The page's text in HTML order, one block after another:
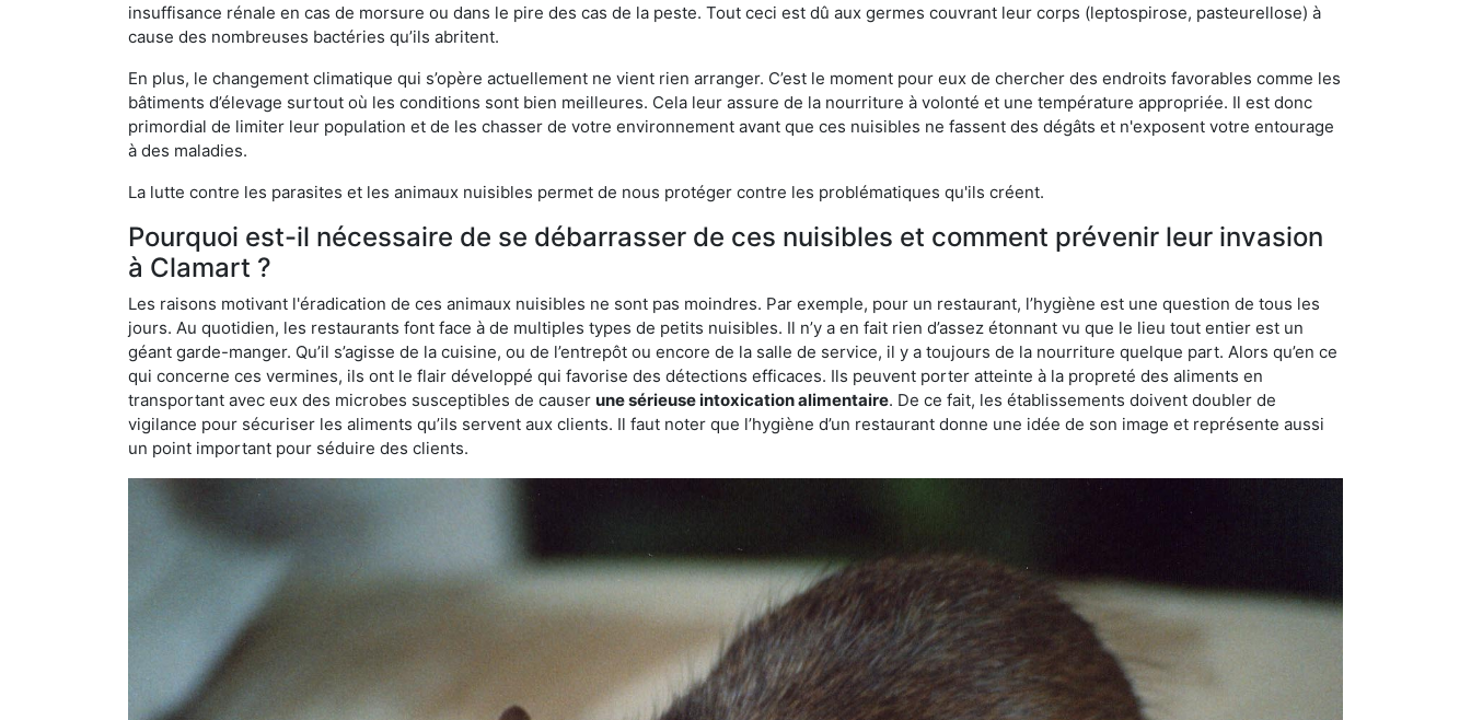
insuffisance rénale en cas de morsure ou dans le pire des cas de la peste. Tout ceci est dû aux germes couvrant leur corps (leptospirose, pasteurellose) à
cause des nombreuses bactéries qu’ils abritent.
En plus, le changement climatique qui s’opère actuellement ne vient rien arranger. C’est le moment pour eux de chercher des endroits favorables comme les
bâtiments d’élevage surtout où les conditions sont bien meilleures. Cela leur assure de la nourriture à volonté et une température appropriée. Il est donc
primordial de limiter leur population et de les chasser de votre environnement avant que ces nuisibles ne fassent des dégâts et n'exposent votre entourage
à des maladies.
La lutte contre les parasites et les animaux nuisibles permet de nous protéger contre les problématiques qu'ils créent.
Pourquoi est-il nécessaire de se débarrasser de ces nuisibles et comment prévenir leur invasion
à Clamart ?
Les raisons motivant l'éradication de ces animaux nuisibles ne sont pas moindres. Par exemple, pour un restaurant, l’hygiène est une question de tous les
jours. Au quotidien, les restaurants font face à de multiples types de petits nuisibles. Il n’y a en fait rien d’assez étonnant vu que le lieu tout entier est un
géant garde-manger. Qu’il s’agisse de la cuisine, ou de l’entrepôt ou encore de la salle de service, il y a toujours de la nourriture quelque part. Alors qu’en ce
qui concerne ces vermines, ils ont le flair développé qui favorise des détections efficaces. Ils peuvent porter atteinte à la propreté des aliments en
transportant avec eux des microbes susceptibles de causer une sérieuse intoxication alimentaire. De ce fait, les établissements doivent doubler de
vigilance pour sécuriser les aliments qu’ils servent aux clients. Il faut noter que l’hygiène d’un restaurant donne une idée de son image et représente aussi
un point important pour séduire des clients.